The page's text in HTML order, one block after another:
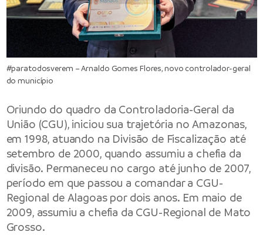
#paratodosverem – Arnaldo Gomes Flores, novo controlador-geral
do município
Oriundo do quadro da Controladoria-Geral da
União (CGU), iniciou sua trajetória no Amazonas,
em 1998, atuando na Divisão de Fiscalização até
setembro de 2000, quando assumiu a chefia da
divisão. Permaneceu no cargo até junho de 2007,
período em que passou a comandar a CGU-
Regional de Alagoas por dois anos. Em maio de
2009, assumiu a chefia da CGU-Regional de Mato
Grosso.